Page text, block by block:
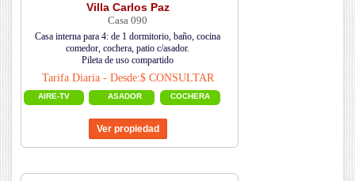
Villa Carlos Paz
Casa 090
Casa interna para 4: de 1 dormitorio, baño, cocina
comedor, cochera, patio c/asador.
Pileta de uso compartido
Tarifa Diaria - Desde:$ CONSULTAR
AIRE-TV ASADOR COCHERA